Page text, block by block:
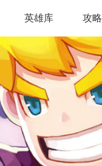
英雄库 攻略